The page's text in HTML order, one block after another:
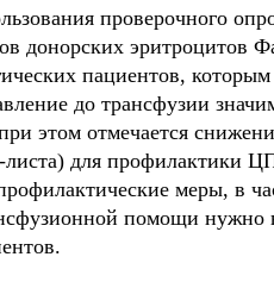
проверочного
донорских эритроцитов
пациентов,
до трансфузии
этом отмечается
для профилактики
меры, в
помощи нужно